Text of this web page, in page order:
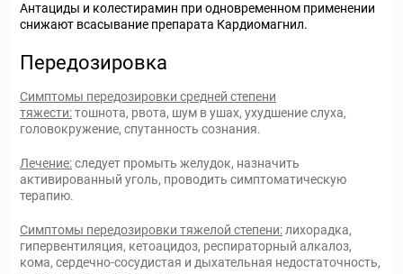
Антациды и колестирамин при одновременном применении
снижают всасывание препарата Кардиомагнил.
Передозировка
Симптомы передозировки средней степени
тяжести:тошнота, рвота, шум в ушах, ухудшение слуха,
головокружение, спутанность сознания.
Лечение:следует промыть желудок, назначить
активированный уголь, проводить симптоматическую
терапию.
Симптомы передозировки тяжелой степени: лихорадка,
гипервентиляция, кетоацидоз, респираторный алкалоз,
кома, сердечно-сосудистая и дыхательная недостаточность,